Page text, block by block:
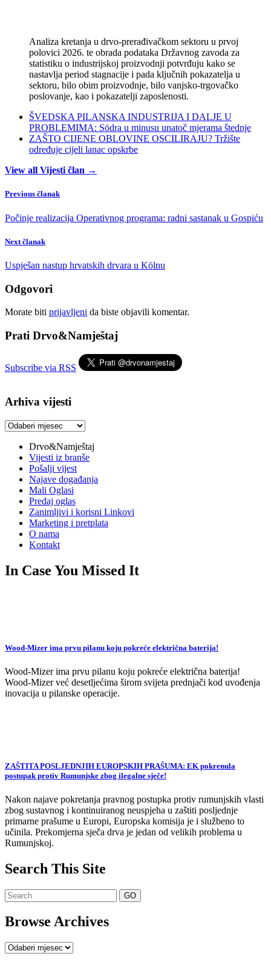
Analiza kretanja u drvo-prerađivačkom sektoru u prvoj
polovici 2026. te obrada podataka Državnog zavoda za
statistiku o industrijskoj proizvodnji potvrđuju kako se
nastavlja period stagnacije i pada ključnih pokazatelja u
sektoru, bilo obim proizvodnje, bilo vanjsko-trgovačko
poslovanje, kao i pokazatelji zaposlenosti.
ŠVEDSKA PILANSKA INDUSTRIJA I DALJE U
PROBLEMIMA: Södra u minusu unatoč mjerama štednje
ZAŠTO CIJENE OBLOVINE OSCILIRAJU? Tržište
određuje cijeli lanac opskrbe
View all Vijesti član →
Previous članak
Počinje realizacija Operativnog programa: radni sastanak u Gospiću
Next članak
Uspješan nastup hrvatskih drvara u Kölnu
Odgovori
Morate biti prijavljeni da biste objavili komentar.
Prati Drvo&Namještaj
Subscribe via RSS
Arhiva vijesti
Arhiva
Drvo&Namještaj
Vijesti iz branše
Pošalji vijest
Najave događanja
Mali Oglasi
Predaj oglas
Zanimljivi i korisni Linkovi
Marketing i pretplata
O nama
Kontakt
In Case You Missed It
Wood-Mizer ima prvu pilanu koju pokreće električna baterija!
Wood-Mizer ima prvu pilanu koju pokreće električna baterija!
Wood-Mizer već desetljećima širom svijeta prednjači kod uvođenja
inovacija u pilanske operacije.
ZAŠTITA POSLJEDNJIH EUROPSKIH PRAŠUMA: EK pokrenula
postupak protiv Rumunjske zbog ilegalne sječe!
Nakon najave pokretanja pravnog postupka protiv rumunjskih vlasti
zbog sustavnog i kontinuiranog neuspjeha u zaštiti posljednje
primarne prašume u Europi, Europska komisija je i službeno to
učinila. Prekomjerna sječa drva je jedan od velikih problema u
Rumunjskoj.
Search This Site
Browse Archives
Browse